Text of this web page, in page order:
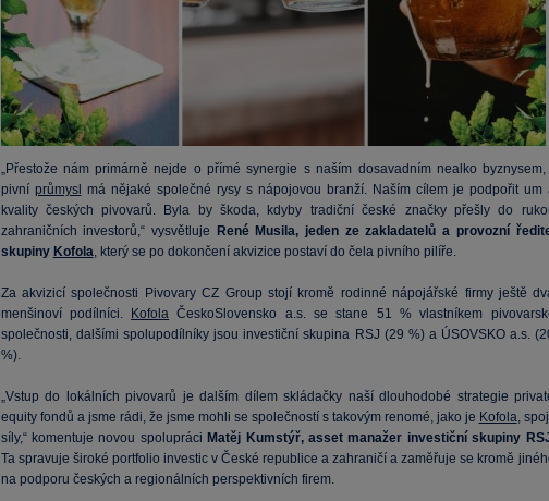
„Přestože nám primárně nejde o přímé synergie s naším dosavadním nealko
pivní průmysl má nějaké společné rysy s nápojovou branží. Naším cílem je podpořit um
kvality českých pivovarů. Byla by škoda, kdyby tradiční české značky přešly do
zahraničních investorů,“ vysvětluje
René Musila, jeden ze zakladatelů a provozní
skupiny Kofola, který se po dokončení akvizice postaví do čela pivního pilíře.
Za akvizicí společnosti Pivovary CZ Group stojí kromě rodinné nápojářské firmy ještě
menšinoví podílníci.
Kofola ČeskoSlovensko a.s. se stane 51 % vlastníkem
společnosti, dalšími spolupodílníky jsou investiční skupina RSJ (29 %) a ÚSOVSKO a.s.
%).
„Vstup do lokálních pivovarů je dalším dílem skládačky naší dlouhodobé strategie
equity fondů a jsme rádi, že jsme mohli se společností s takovým renomé, jako je Kofola,
síly,“ komentuje novou spolupráci Matěj Kumstýř, asset manažer investiční skupiny
Ta spravuje široké portfolio investic v České republice a zahraničí a zaměřuje se kromě
na podporu českých a regionálních perspektivních firem.